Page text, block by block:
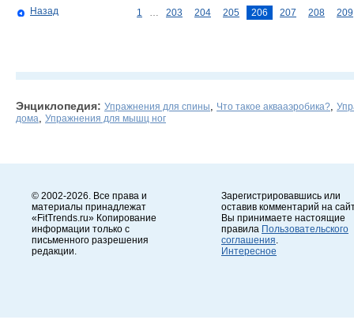
Назад 1 203 204 205 206 207 208 209
Энциклопедия: Упражнения для спины Что такое аквааэробика?
дома
Упражнения для мышц ног
© 2002-2026. Все права и
материалы принадлежат
«FitTrends.ru» Копирование
информации только с
письменного разрешения
редакции.
Зарегистрировавшись или
оставив комментарий на
Вы принимаете настоящие
правила Пользовательского
соглашения
Интересное